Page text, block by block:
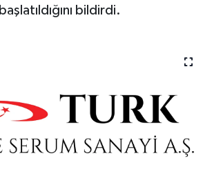
başlatıldığını bildirdi.